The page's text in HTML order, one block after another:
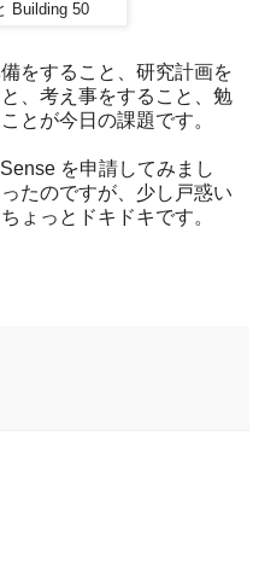
Building 50
をすること、研究計画を
、考え事をすること、勉
とが今日の課題です。
を申請してみまし
たのですが、少し戸惑い
ょっとドキドキです。